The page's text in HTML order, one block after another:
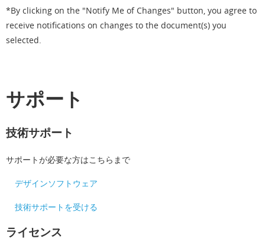
*By clicking on the "Notify Me of Changes" button, you agree to
receive notifications on changes to the document(s) you
selected.
サポート
技術サポート
サポートが必要な方はこちらまで
デザインソフトウェア
技術サポートを受ける
ライセンス